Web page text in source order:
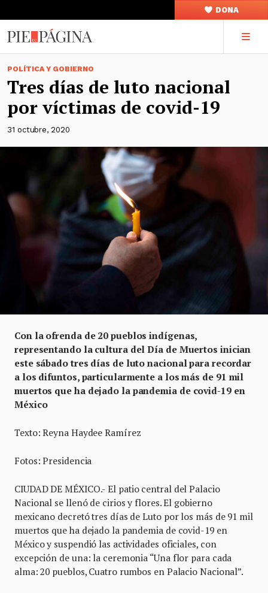
DONA
POLÍTICA Y GOBIERNO
Tres días de luto nacional
por víctimas de covid-19
31 octubre, 2020
Con la ofrenda de 20 pueblos indígenas,
representando la cultura del Día de Muertos inician
este sábado tres días de luto nacional para recordar
a los difuntos, particularmente a los más de 91 mil
muertos que ha dejado la pandemia de covid-19 en
México
Texto: Reyna Haydee Ramírez
Fotos: Presidencia
CIUDAD DE MÉXICO.- El patio central del Palacio
Nacional se llenó de cirios y flores. El gobierno
mexicano decretó tres días de Luto por los más de 91 mil
muertos que ha dejado la pandemia de covid-19 en
México y suspendió las actividades oficiales, con
excepción de una: la ceremonia “Una flor para cada
alma: 20 pueblos, Cuatro rumbos en Palacio Nacional”.